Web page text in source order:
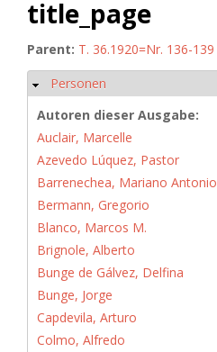
title_page
Parent: T. 36.1920=Nr. 136-139
Hide
Personen
Autoren dieser Ausgabe:
Auclair, Marcelle
Azevedo Lúquez, Pastor
Barrenechea, Mariano Antonio
Bermann, Gregorio
Blanco, Marcos M.
Brignole, Alberto
Bunge de Gálvez, Delfina
Bunge, Jorge
Capdevila, Arturo
Colmo, Alfredo